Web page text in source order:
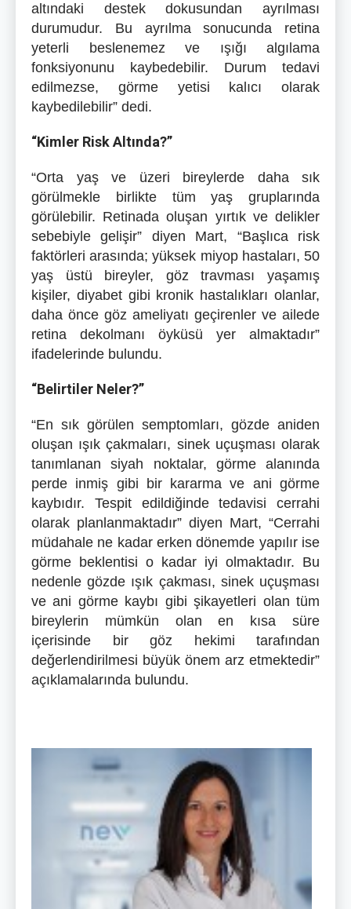
altındaki destek dokusundan ayrılması
durumudur. Bu ayrılma sonucunda retina
yeterli beslenemez ve ışığı algılama
fonksiyonunu kaybedebilir. Durum tedavi
edilmezse, görme yetisi kalıcı olarak
kaybedilebilir” dedi.
“Kimler Risk Altında?”
“Orta yaş ve üzeri bireylerde daha sık
görülmekle birlikte tüm yaş gruplarında
görülebilir. Retinada oluşan yırtık ve delikler
sebebiyle gelişir” diyen Mart, “Başlıca risk
faktörleri arasında; yüksek miyop hastaları, 50
yaş üstü bireyler, göz travması yaşamış
kişiler, diyabet gibi kronik hastalıkları olanlar,
daha önce göz ameliyatı geçirenler ve ailede
retina dekolmanı öyküsü yer almaktadır”
ifadelerinde bulundu.
“Belirtiler Neler?”
“En sık görülen semptomları, gözde aniden
oluşan ışık çakmaları, sinek uçuşması olarak
tanımlanan siyah noktalar, görme alanında
perde inmiş gibi bir kararma ve ani görme
kaybıdır. Tespit edildiğinde tedavisi cerrahi
olarak planlanmaktadır” diyen Mart, “Cerrahi
müdahale ne kadar erken dönemde yapılır ise
görme beklentisi o kadar iyi olmaktadır. Bu
nedenle gözde ışık çakması, sinek uçuşması
ve ani görme kaybı gibi şikayetleri olan tüm
bireylerin mümkün olan en kısa süre
içerisinde bir göz hekimi tarafından
değerlendirilmesi büyük önem arz etmektedir”
açıklamalarında bulundu.